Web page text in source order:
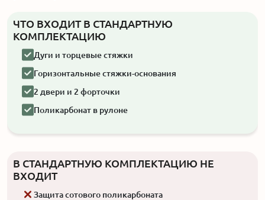
ЧТО ВХОДИТ В СТАНДАРТНУЮ
КОМПЛЕКТАЦИЮ
Дуги и торцевые стяжки
Горизонтальные стяжки-основания
2 двери и 2 форточки
Поликарбонат в рулоне
В СТАНДАРТНУЮ КОМПЛЕКТАЦИЮ НЕ
ВХОДИТ
Защита сотового поликарбоната